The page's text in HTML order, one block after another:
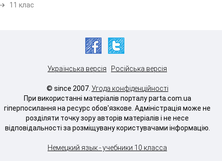
11 клас
Українська версія Російська версія
© since 2007. Угода конфіденційності
При використанні матеріалів порталу parta.com.ua
гіперпосилання на ресурс обов'язкове. Адміністрація може не
розділяти точку зору авторів матеріалів і не несе
відповідальності за розміщувану користувачами інформацію.
Немецкий язык - учебники 10 класса